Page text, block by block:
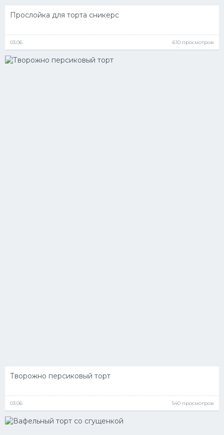
Прослойка для торта сникерс
03.06 610 просмотров
Творожно персиковый торт
03.06 540 просмотров